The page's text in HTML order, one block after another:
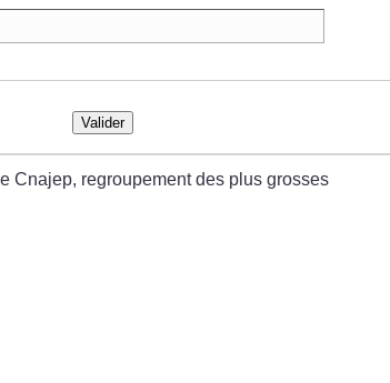
Valider
Cnajep, regroupement des plus grosses